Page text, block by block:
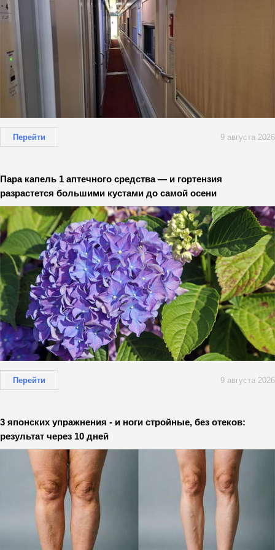
Перейти 9 августа 2026
Пара капель 1 аптечного средства — и гортензия
разрастется большими кустами до самой осени
Перейти 9 августа 2026
3 японских упражнения - и ноги стройные, без отеков:
результат через 10 дней